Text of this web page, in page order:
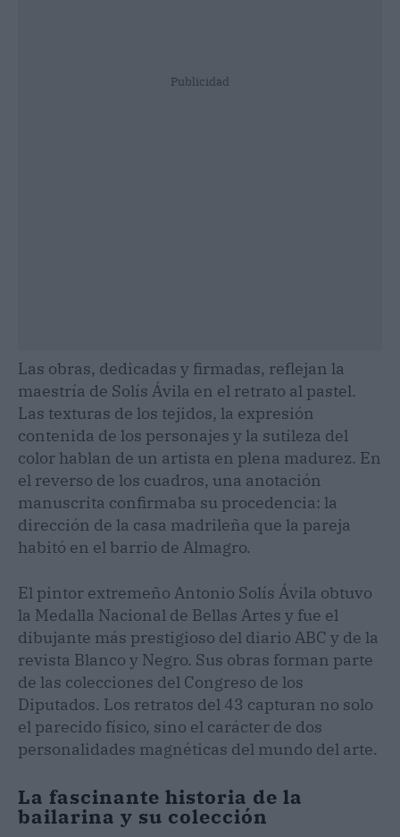
Publicidad
Las obras, dedicadas y firmadas, reflejan la
maestría de Solís Ávila en el retrato al pastel.
Las texturas de los tejidos, la expresión
contenida de los personajes y la sutileza del
color hablan de un artista en plena madurez. En
el reverso de los cuadros, una anotación
manuscrita confirmaba su procedencia: la
dirección de la casa madrileña que la pareja
habitó en el barrio de Almagro.
El pintor extremeño Antonio Solís Ávila obtuvo
la Medalla Nacional de Bellas Artes y fue el
dibujante más prestigioso del diario ABC y de la
revista Blanco y Negro. Sus obras forman parte
de las colecciones del Congreso de los
Diputados. Los retratos del 43 capturan no solo
el parecido físico, sino el carácter de dos
personalidades magnéticas del mundo del arte.
La fascinante historia de la
bailarina y su colección